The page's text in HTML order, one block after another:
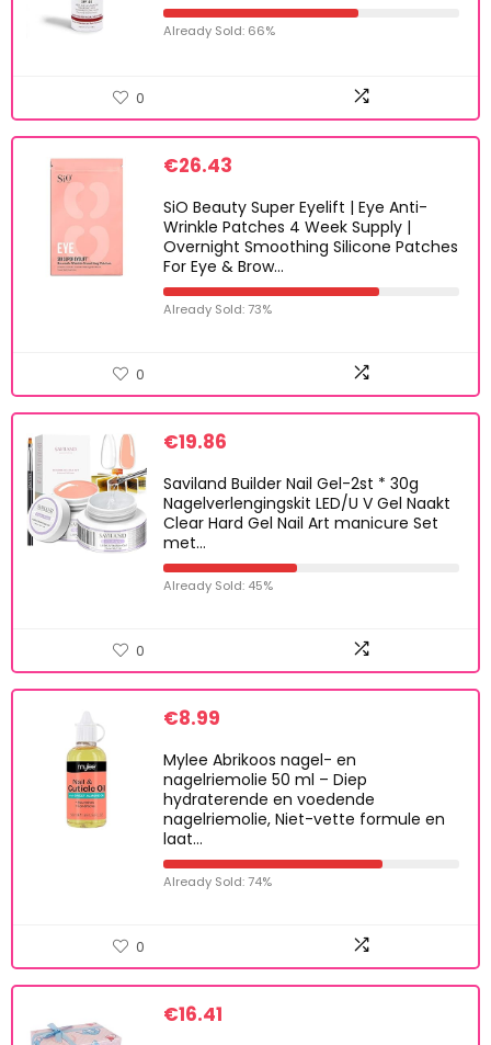
Already Sold: 66%
0
€26.43
SiO Beauty Super Eyelift | Eye Anti-
Wrinkle Patches 4 Week Supply |
Overnight Smoothing Silicone Patches
For Eye & Brow…
Already Sold: 73%
0
€19.86
Saviland Builder Nail Gel-2st * 30g
Nagelverlengingskit LED/U V Gel Naakt
Clear Hard Gel Nail Art manicure Set
met…
Already Sold: 45%
0
€8.99
Mylee Abrikoos nagel- en
nagelriemolie 50 ml – Diep
hydraterende en voedende
nagelriemolie, Niet-vette formule en
laat…
Already Sold: 74%
0
€16.41